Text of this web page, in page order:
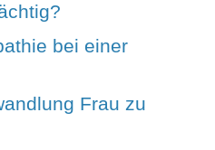
bei einer
Frau zu